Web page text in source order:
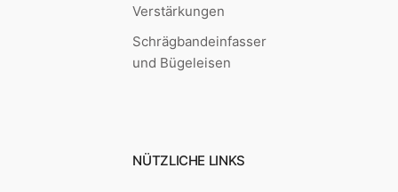
Verstärkungen
Schrägbandeinfasser
und Bügeleisen
NÜTZLICHE LINKS